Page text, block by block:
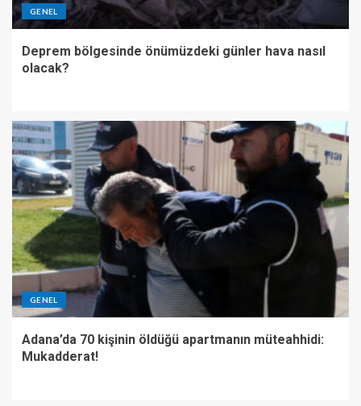
GENEL
Deprem bölgesinde önümüzdeki günler hava nasıl
olacak?
GENEL
Adana’da 70 kişinin öldüğü apartmanın müteahhidi:
Mukadderat!